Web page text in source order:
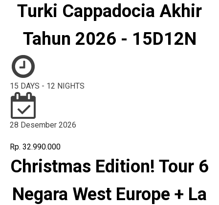
Turki Cappadocia Akhir
Tahun 2026 - 15D12N
15 DAYS - 12 NIGHTS
28 Desember 2026
Rp. 32.990.000
Christmas Edition! Tour 6
Negara West Europe + La